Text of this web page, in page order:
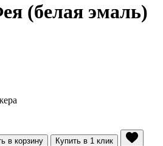
(белая эмаль)
в корзину Купить в 1 клик